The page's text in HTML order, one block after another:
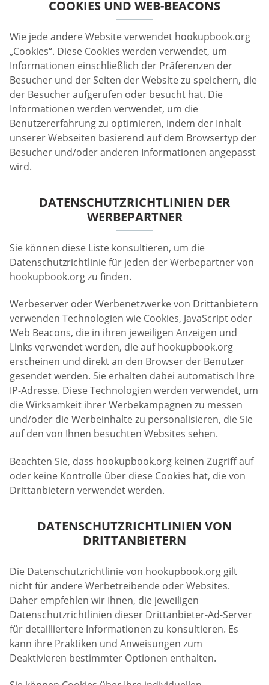
COOKIES UND WEB-BEACONS
Wie jede andere Website verwendet hookupbook.org
„Cookies“. Diese Cookies werden verwendet, um
Informationen einschließlich der Präferenzen der
Besucher und der Seiten der Website zu speichern, die
der Besucher aufgerufen oder besucht hat. Die
Informationen werden verwendet, um die
Benutzererfahrung zu optimieren, indem der Inhalt
unserer Webseiten basierend auf dem Browsertyp der
Besucher und/oder anderen Informationen angepasst
wird.
DATENSCHUTZRICHTLINIEN DER
WERBEPARTNER
Sie können diese Liste konsultieren, um die
Datenschutzrichtlinie für jeden der Werbepartner von
hookupbook.org zu finden.
Werbeserver oder Werbenetzwerke von Drittanbietern
verwenden Technologien wie Cookies, JavaScript oder
Web Beacons, die in ihren jeweiligen Anzeigen und
Links verwendet werden, die auf hookupbook.org
erscheinen und direkt an den Browser der Benutzer
gesendet werden. Sie erhalten dabei automatisch Ihre
IP-Adresse. Diese Technologien werden verwendet, um
die Wirksamkeit ihrer Werbekampagnen zu messen
und/oder die Werbeinhalte zu personalisieren, die Sie
auf den von Ihnen besuchten Websites sehen.
Beachten Sie, dass hookupbook.org keinen Zugriff auf
oder keine Kontrolle über diese Cookies hat, die von
Drittanbietern verwendet werden.
DATENSCHUTZRICHTLINIEN VON
DRITTANBIETERN
Die Datenschutzrichtlinie von hookupbook.org gilt
nicht für andere Werbetreibende oder Websites.
Daher empfehlen wir Ihnen, die jeweiligen
Datenschutzrichtlinien dieser Drittanbieter-Ad-Server
für detailliertere Informationen zu konsultieren. Es
kann ihre Praktiken und Anweisungen zum
Deaktivieren bestimmter Optionen enthalten.